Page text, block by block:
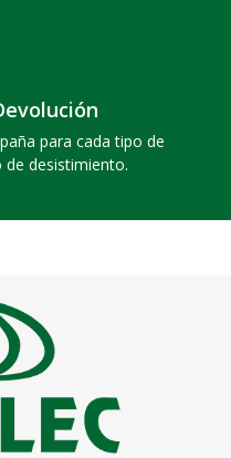
para cada tipo de
desistimiento.